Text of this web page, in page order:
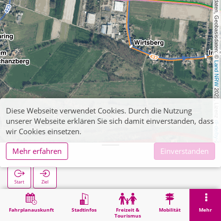
, Kartendaten, Geobasisdaten: ©
Land NRW
2021, Lizenz
dl-de/by-2-0
Fahrplanauskunft Stadtinfos
Freizeit &
Tourismus
Mobilität Mehr
Tonwerk
Start Ziel
Suche
Diese Webseite verwendet Cookies. Durch die Nutzung
unserer Webseite erklären Sie sich damit einverstanden, dass
wir Cookies einsetzen.
Mehr erfahren
Einverstanden